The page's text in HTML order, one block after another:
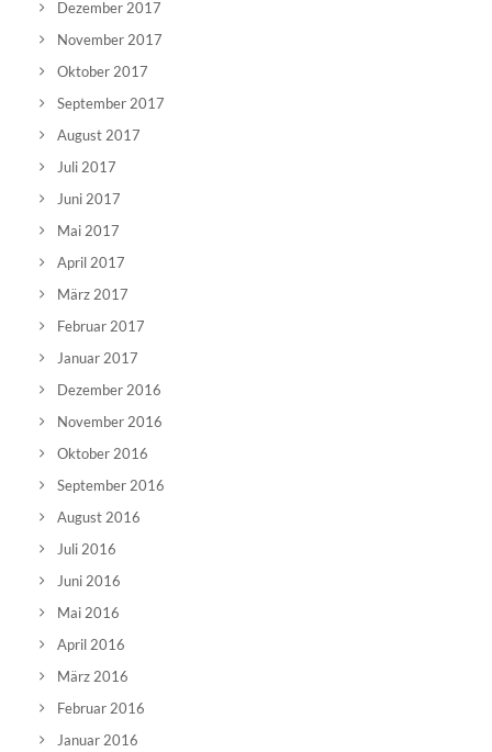
Dezember 2017
November 2017
Oktober 2017
September 2017
August 2017
Juli 2017
Juni 2017
Mai 2017
April 2017
März 2017
Februar 2017
Januar 2017
Dezember 2016
November 2016
Oktober 2016
September 2016
August 2016
Juli 2016
Juni 2016
Mai 2016
April 2016
März 2016
Februar 2016
Januar 2016